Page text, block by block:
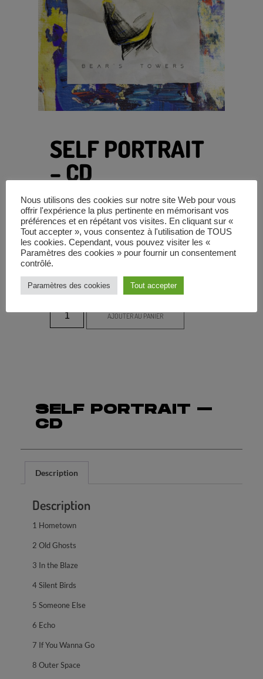
SELF PORTRAIT
– CD
CatégorieSELF PORTRAIT
15,00€
AJOUTER AU PANIER
SELF PORTRAIT –
CD
Description
Description
1 Hometown
2 Old Ghosts
3 In the Blaze
4 Silent Birds
5 Someone Else
6 Echo
7 If You Wanna Go
8 Outer Space
Nous utilisons des cookies sur notre site Web pour vous
offrir l'expérience la plus pertinente en mémorisant vos
préférences et en répétant vos visites. En cliquant sur «
Tout accepter », vous consentez à l'utilisation de TOUS
les cookies. Cependant, vous pouvez visiter les «
Paramètres des cookies » pour fournir un consentement
contrôlé.
Paramètres des cookies Tout accepter